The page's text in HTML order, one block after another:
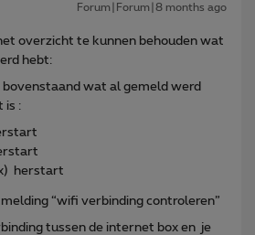
Forum|Forum|8 months ago
overzicht te kunnen behouden wat
hebt:
bovenstaand wat al gemeld werd
is :
herstart
“wifi verbinding controleren”
tussen de internet box en je